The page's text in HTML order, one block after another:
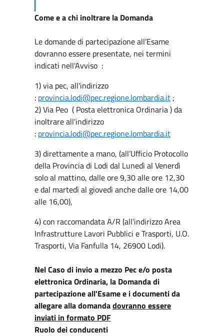
Come e a chi inoltrare la Domanda
Le domande di partecipazione all’Esame
dovranno essere presentate, nei termini
indicati nell'Avviso :
1) via pec, all'indirizzo
: provincia.lodi@pec.regione.lombardia.it;
2) Via Peo ( Posta elettronica Ordinaria ) da
inoltrare all'indirizzo
: provincia.lodi@pec.regione.lombardia.it
3) direttamente a mano, (all’Ufficio Protocollo
della Provincia di Lodi dal Lunedì al Venerdì
solo al mattino, dalle ore 9,30 alle ore 12,30
e dal martedì al giovedì anche dalle ore 14,00
alle 16,00),
4) con raccomandata A/R (all’indirizzo Area
Infrastrutture Lavori Pubblici e Trasporti, U.O.
Trasporti, Via Fanfulla 14, 26900 Lodi).
Nel Caso di invio a mezzo Pec e/o posta
elettronica Ordinaria, la Domanda di
partecipazione all'Esame e i documenti da
allegare alla domandadovranno essere
inviati in formato PDF
Ruolo dei conducenti